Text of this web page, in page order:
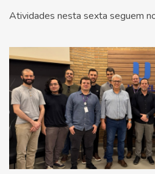
Atividades nesta sexta seguem